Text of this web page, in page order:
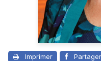
Imprimer Partager